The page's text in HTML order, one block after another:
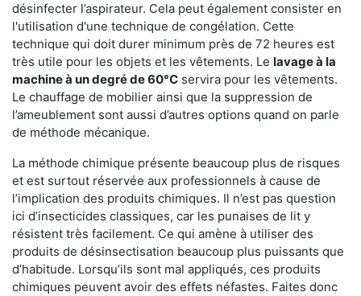
désinfecter l’aspirateur. Cela peut également consister en
l'utilisation d'une technique de congélation. Cette
technique qui doit durer minimum près de 72 heures est
très utile pour les objets et les vêtements. Le lavage à la
machine à un degré de 60°C servira pour les vêtements.
Le chauffage de mobilier ainsi que la suppression de
l’ameublement sont aussi d’autres options quand on parle
de méthode mécanique.
La méthode chimique présente beaucoup plus de risques
et est surtout réservée aux professionnels à cause de
l’implication des produits chimiques. Il n’est pas question
ici d’insecticides classiques, car les punaises de lit y
résistent très facilement. Ce qui amène à utiliser des
produits de désinsectisation beaucoup plus puissants que
d’habitude. Lorsqu’ils sont mal appliqués, ces produits
chimiques peuvent avoir des effets néfastes. Faites donc